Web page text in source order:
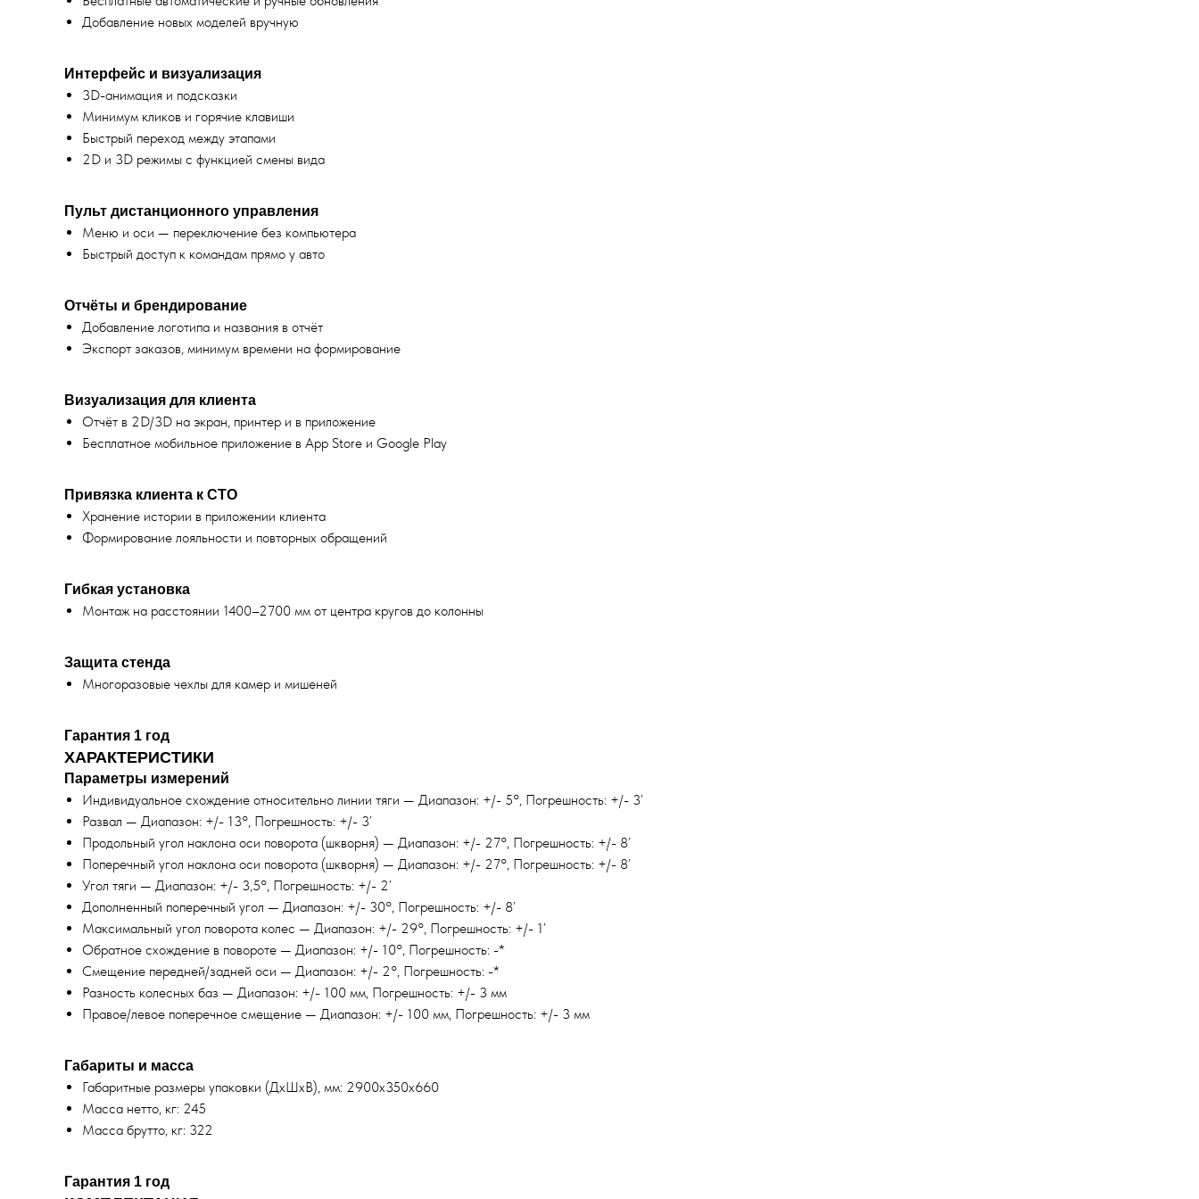
Добавление новых моделей вручную
Интерфейс и визуализация
3D-анимация и подсказки
Минимум кликов и горячие клавиши
Быстрый переход между этапами
2D и 3D режимы с функцией смены вида
Пульт дистанционного управления
Меню и оси — переключение без компьютера
Быстрый доступ к командам прямо у авто
Отчёты и брендирование
Добавление логотипа и названия в отчёт
Экспорт заказов, минимум времени на формирование
Визуализация для клиента
Отчёт в 2D/3D на экран, принтер и в приложение
Бесплатное мобильное приложение в App Store и Google Play
Привязка клиента к СТО
Хранение истории в приложении клиента
Формирование лояльности и повторных обращений
Гибкая установка
Монтаж на расстоянии 1400–2700 мм от центра кругов до колонны
Защита стенда
Многоразовые чехлы для камер и мишеней
Гарантия 1 год
ХАРАКТЕРИСТИКИ
Параметры измерений
Индивидуальное схождение относительно линии тяги — Диапазон: +/- 5°, Погрешность: +/- 3’
Развал — Диапазон: +/- 13°, Погрешность: +/- 3’
Продольный угол наклона оси поворота (шкворня) — Диапазон: +/- 27°, Погрешность: +/- 8’
Поперечный угол наклона оси поворота (шкворня) — Диапазон: +/- 27°, Погрешность: +/- 8’
Угол тяги — Диапазон: +/- 3,5°, Погрешность: +/- 2’
Дополненный поперечный угол — Диапазон: +/- 30°, Погрешность: +/- 8’
Максимальный угол поворота колес — Диапазон: +/- 29°, Погрешность: +/- 1’
Обратное схождение в повороте — Диапазон: +/- 10°, Погрешность: -*
Смещение передней/задней оси — Диапазон: +/- 2°, Погрешность: -*
Разность колесных баз — Диапазон: +/- 100 мм, Погрешность: +/- 3 мм
Правое/левое поперечное смещение — Диапазон: +/- 100 мм, Погрешность: +/- 3 мм
Габариты и масса
Габаритные размеры упаковки (ДхШхВ), мм: 2900х350х660
Масса нетто, кг: 245
Масса брутто, кг: 322
Гарантия 1 год